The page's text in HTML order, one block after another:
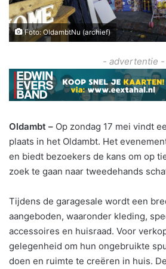
Foto: OldambtNu (archief)
- advertentie -
Oldambt – Op zondag 17 mei vindt
plaats in het Oldambt. Het
en biedt bezoekers de kans om op
zoek te gaan naar tweedehands
Tijdens de garagesale wordt een
aangeboden, waaronder kleding,
accessoires en huisraad. Voor
gelegenheid om hun ongebruikte
doen en ruimte te creëren in huis.